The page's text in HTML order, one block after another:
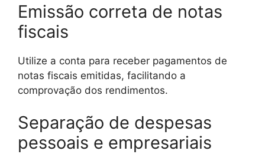
Emissão correta de notas
fiscais
Utilize a conta para receber pagamentos de
notas fiscais emitidas, facilitando a
comprovação dos rendimentos.
Separação de despesas
pessoais e empresariais